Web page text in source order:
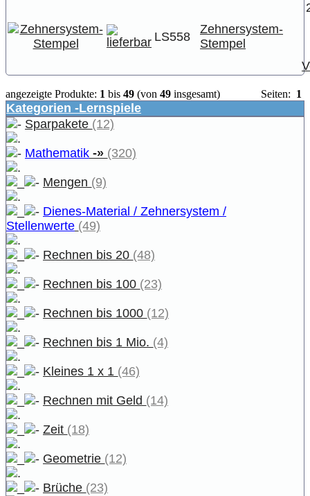
LS558
Zehnersystem-
Stempel
Seiten: 1
angezeigte Produkte: 1 bis 49 (von 49 insgesamt)
Kategorien -Lernspiele
Sparpakete (12)
Mathematik -» (320)
Mengen (9)
Dienes-Material / Zehnersystem /
Stellenwerte (49)
Rechnen bis 20 (48)
Rechnen bis 100 (23)
Rechnen bis 1000 (12)
Rechnen bis 1 Mio. (4)
Kleines 1 x 1 (46)
Rechnen mit Geld (14)
Zeit (18)
Geometrie (12)
Brüche (23)